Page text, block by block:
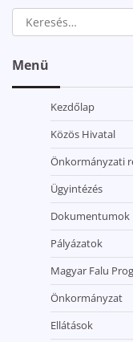
Keresés:
Menü
Kezdőlap
Közös Hivatal
Önkormányzati
Ügyintézés
Dokumentumok
Pályázatok
Magyar Falu
Önkormányzat
Ellátások